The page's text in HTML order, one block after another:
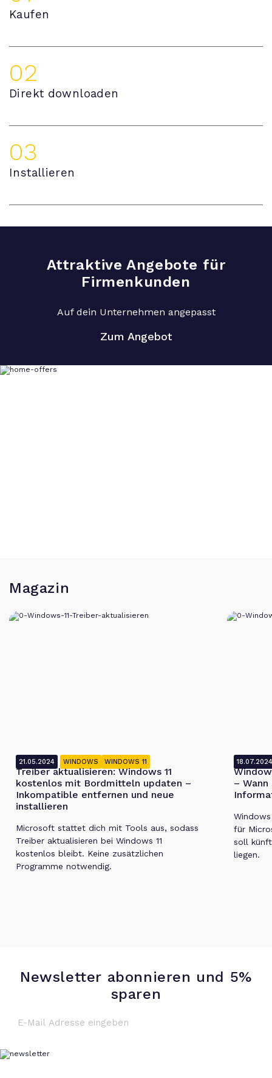
Kaufen
02
Direkt downloaden
03
Installieren
Attraktive Angebote für
Firmenkunden
Auf dein Unternehmen angepasst
Zum Angebot
Magazin
21.05.2024 WINDOWS WINDOWS 11
Treiber aktualisieren: Windows 11
kostenlos mit Bordmitteln updaten –
Inkompatible entfernen und neue
installieren
Microsoft stattet dich mit Tools aus, sodass
Treiber aktualisieren bei Windows 11
kostenlos bleibt. Keine zusätzlichen
Programme notwendig.
–
für
soll
liegen.
Newsletter abonnieren und 5%
sparen